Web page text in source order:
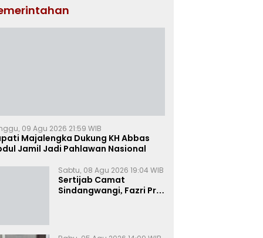
09 Agu 2026 21:59 WIB
Majalengka Dukung KH Abbas
Jamil Jadi Pahlawan Nasional
Sabtu, 08 Agu 2026 19:04 WIB
Sertijab Camat
Sindangwangi, Fazri Pria